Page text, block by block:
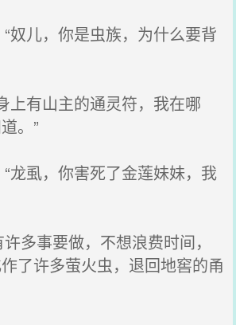
奴儿，你是虫族，为什么要背
上有山主的通灵符，我在哪
。”
龙虱，你害死了金莲妹妹，我
多事要做，不想浪费时间，
了许多萤火虫，退回地窖的甬